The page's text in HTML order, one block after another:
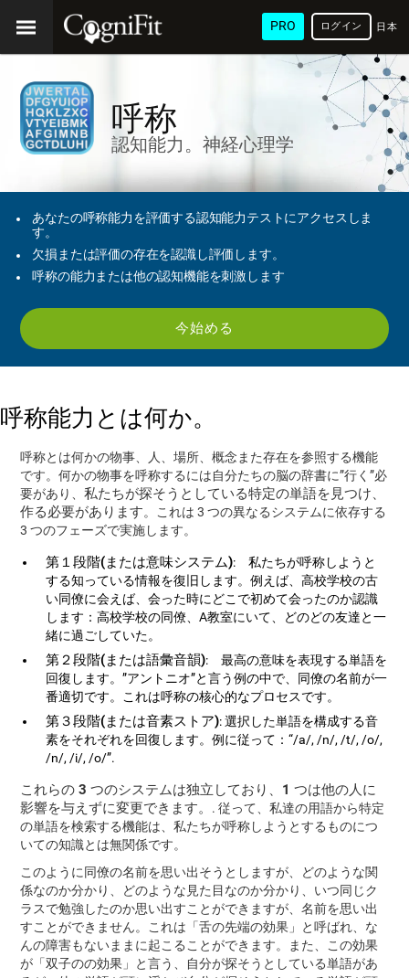
PRO 日本
語
ログイン
呼称
認知能力。神経心理学
あなたの呼称能力を評価する認知能力テストにアクセスしま
す。
欠損または評価の存在を認識し評価します。
呼称の能力または他の認知機能を刺激します
今始める
呼称能力とは何か。
呼称とは何かの物事、人、場所、概念また存在を参照する機能
です。何かの物事を呼称するには自分たちの脳の辞書に”行く”必
要があり、私たちが探そうとしている特定の単語を見つけ、
作る必要があります。これは 3 つの異なるシステムに依存する
3 つのフェーズで実施します。
第１段階(または意味システム): 私たちが呼称しようと
する知っている情報を復旧します。例えば、高校学校の古
い同僚に会えば、会った時にどこで初めて会ったのか認識
します：高校学校の同僚、A教室にいて、どのどの友達と一
緒に過ごしていた。
第２段階(または語彙音韻): 最高の意味を表現する単語を
回復します。”アントニオ”と言う例の中で、同僚の名前が一
番適切です。これは呼称の核心的なプロセスです。
第３段階(または音素ストア): 選択した単語を構成する音
素をそれぞれを回復します。例に従って：“/a/, /n/, /t/, /o/,
/n/, /i/, /o/”.
これらの 3 つのシステムは独立しており、1 つは他の人に
影響を与えずに変更できます。 . 従って、私達の用語から特定
の単語を検索する機能は、私たちが呼称しようとするものにつ
いての知識とは無関係です。
このように同僚の名前を思い出そうとしますが、どのような関
係なのか分かり、どのような見た目なのか分かり、いつ同じク
ラスで勉強したのか思い出すことができますが、名前を思い出
すことができません。これは「舌の先端の効果」と呼ばれ、な
んの障害もないままに起こることができます。また、この効果
が「双子のの効果」と言う、自分が探そうとしている単語があ